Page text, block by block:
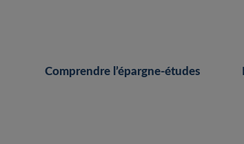
Comprendre l’épargne-études